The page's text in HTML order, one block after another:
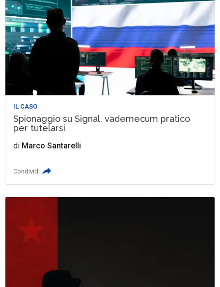
IL CASO
Spionaggio su Signal, vademecum pratico
per tutelarsi
di Marco Santarelli
Condividi